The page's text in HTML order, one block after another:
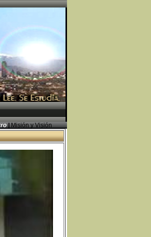
|Misión y Visión